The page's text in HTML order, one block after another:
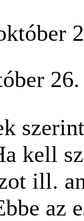
kell
ill.
az